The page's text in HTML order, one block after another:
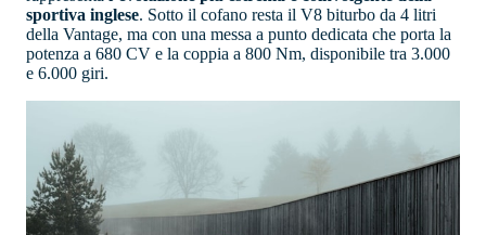
sportiva inglese. Sotto il cofano resta il V8 biturbo da 4 litri
della Vantage, ma con una messa a punto dedicata che porta la
potenza a 680 CV e la coppia a 800 Nm, disponibile tra 3.000
e 6.000 giri.